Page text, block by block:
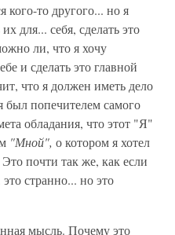
кого-то другого... но я
для... себя, сделать это
ли, что я хочу
и сделать это главной
что я должен иметь дело
попечителем самого
обладания, что этот "Я"
"Мной", о котором я хотел
почти так же, как если
странно... но это
мысль. Почему это